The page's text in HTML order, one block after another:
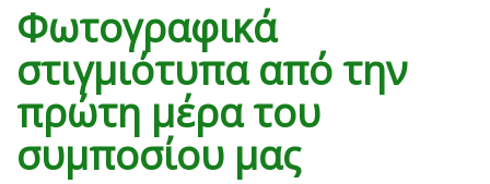
Φωτογραφικά
στιγμιότυπα από την
πρώτη μέρα του
συμποσίου μας